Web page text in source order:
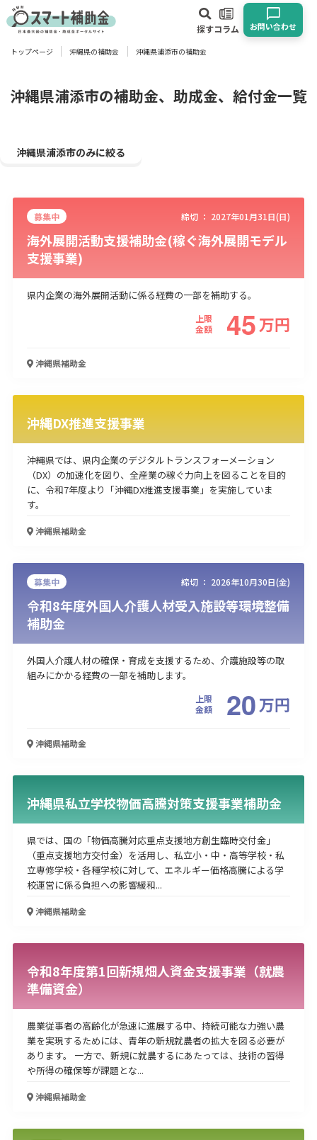
探すコラム お問い合わせ
対象
物流・運輸業
建設･不動産業
サービス業 医療･福祉 農業･林業
漁業
宿泊･旅館業
その他
経営改善・経営強化
環境・省エネ
テレワーク
受付中のみ
検索
トップページ 沖縄県の補助金 沖縄県浦添市の補助金
沖縄県浦添市の補助金、助成金、給付金一覧
沖縄県浦添市のみに絞る
募集中 締切 ： 2027年01月31日(日)
海外展開活動支援補助金(稼ぐ海外展開モデル
支援事業)
県内企業の海外展開活動に係る経費の一部を補助する。
上限
金額
45万円
沖縄県補助金
沖縄DX推進支援事業
沖縄県では、県内企業のデジタルトランスフォーメーション
（DX）の加速化を図り、全産業の稼ぐ力向上を図ることを目的
に、令和7年度より「沖縄DX推進支援事業」を実施していま
す。
沖縄県補助金
募集中 締切 ： 2026年10月30日(金)
令和8年度外国人介護人材受入施設等環境整備
補助金
外国人介護人材の確保・育成を支援するため、介護施設等の取
組みにかかる経費の一部を補助します。
上限
金額
20万円
沖縄県補助金
沖縄県私立学校物価高騰対策支援事業補助金
県では、国の「物価高騰対応重点支援地方創生臨時交付金」
（重点支援地方交付金）を活用し、私立小・中・高等学校・私
立専修学校・各種学校に対して、エネルギー価格高騰による学
校運営に係る負担への影響緩和...
沖縄県補助金
令和8年度第1回新規畑人資金支援事業（就農
準備資金）
農業従事者の高齢化が急速に進展する中、持続可能な力強い農
業を実現するためには、青年の新規就農者の拡大を図る必要が
あります。 一方で、新規に就農するにあたっては、技術の習得
や所得の確保等が課題とな...
沖縄県補助金